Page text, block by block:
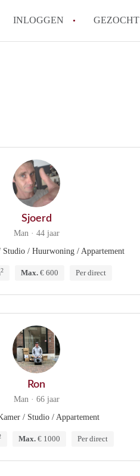
INLOGGEN GEZOCHT
Haarlem?
Sjoerd
Man · 44 jaar
/ Huurwoning / Appartement
2 Max.€ 600 Per direct
Ron
Man · 66 jaar
/ Studio / Appartement
Max. € 1000 Per direct